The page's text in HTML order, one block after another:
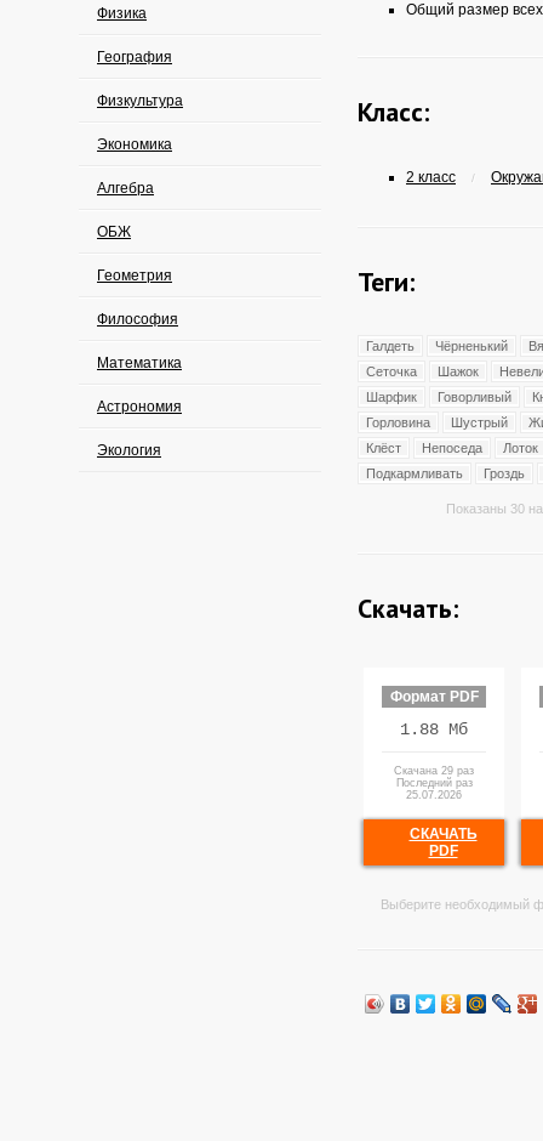
Физика
География
Физкультура
Экономика
Алгебра
ОБЖ
Геометрия
Философия
Математика
Астрономия
Экология
Общий размер
Класс:
2 класс /
Теги:
Галдеть Чёрненький
Сеточка
Шажок
Шарфик
Говорливый
Горловина
Шустрый
Клёст
Непоседа
Лоток
Подкармливать
Гроздь
Показаны 30
Скачать:
Формат PDF
1.88 Мб
Скачана 29 раз
Последний раз
25.07.2026
СКАЧАТЬ
PDF
Выберите необходимый